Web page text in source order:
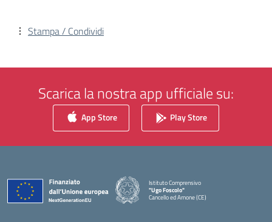
Stampa / Condividi
Scarica la nostra app ufficiale su:
App Store Play Store
Istituto Comprensivo
"Ugo Foscolo"
Cancello ed Arnone (CE)